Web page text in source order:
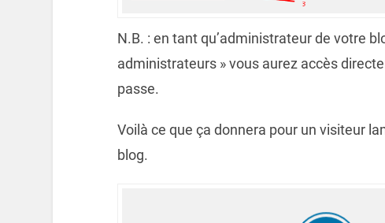
N.B. : en tant qu’administrateur de votre
administrateurs » vous aurez accès
passe.
Voilà ce que ça donnera pour un visiteur
blog.